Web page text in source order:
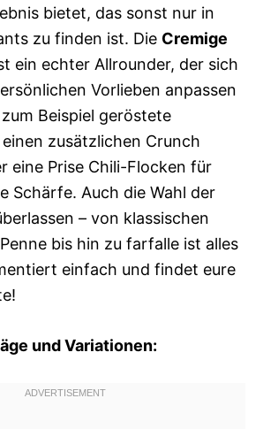
bietet, das sonst nur in
zu finden ist. Die Cremige
ein echter Allrounder, der sich
Vorlieben anpassen
Beispiel geröstete
zusätzlichen Crunch
eine Prise Chili-Flocken für
Schärfe. Auch die Wahl der
– von klassischen
bis hin zu farfalle ist alles
einfach und findet eure
und Variationen: